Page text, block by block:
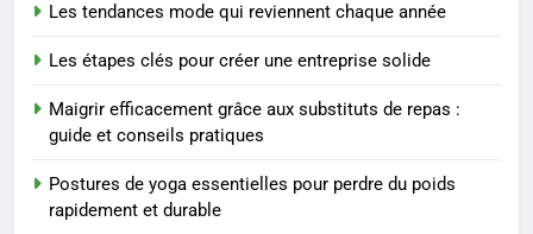
Prévenir les chutes chez les
exercices
BIEN ÊTRE
8
Voyance à La Rochelle : où
Les tendances mode qui reviennent chaque année
Les étapes clés pour créer une entreprise solide
Maigrir efficacement grâce aux substituts de repas :
guide et conseils pratiques
Postures de yoga essentielles pour perdre du poids
rapidement et durable